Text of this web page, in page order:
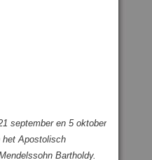
september en 5 oktober
het Apostolisch
Bartholdy.